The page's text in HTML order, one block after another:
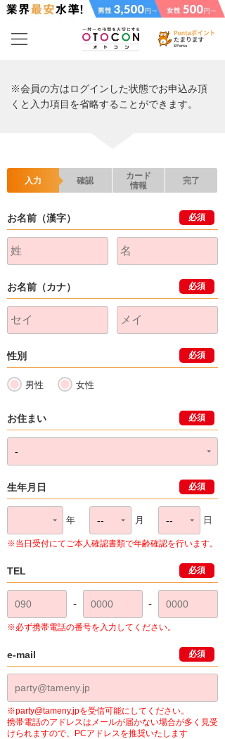
※会員の方はログインした状態でお申込み頂
くと入力項目を省略することができます。
入力 確認
カード
情報
完了
お名前（漢字） 必須
お名前（カナ） 必須
性別 必須
男性 女性
お住まい 必須
生年月日 必須
年 月 日
※当日受付にてご本人確認書類で年齢確認を行います。
TEL 必須
- -
※必ず携帯電話の番号を入力してください。
e-mail 必須
※party@tameny.jpを受信可能にしてください。
携帯電話のアドレスはメールが届かない場合が多く見受
けられますので、PCアドレスを推奨いたします